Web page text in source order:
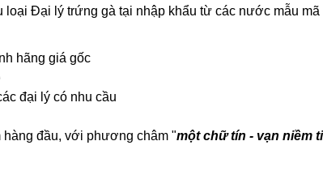
loại Đại lý trứng gà tại nhập khẩu từ các nước mẫu mã
hãng giá gốc
đại lý có nhu cầu
đầu, với phương châm "một chữ tín - vạn niềm